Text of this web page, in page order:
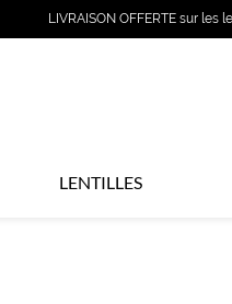
LIVRAISON OFFERTE sur
LENTILLES